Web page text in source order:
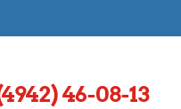
46-08-13